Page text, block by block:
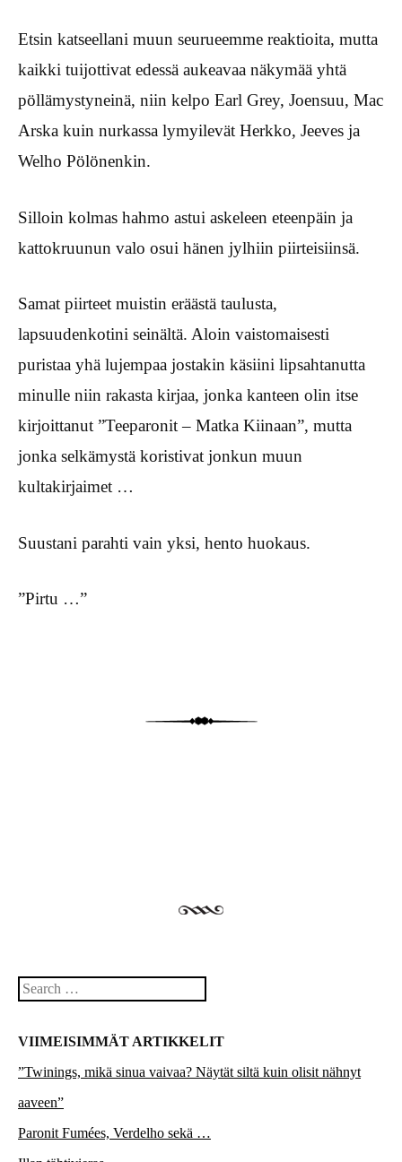
Etsin katseellani muun seurueemme reaktioita, mutta
kaikki tuijottivat edessä aukeavaa näkymää yhtä
pöllämystyneinä, niin kelpo Earl Grey, Joensuu, Mac
Arska kuin nurkassa lymyilevät Herkko, Jeeves ja
Welho Pölönenkin.
Silloin kolmas hahmo astui askeleen eteenpäin ja
kattokruunun valo osui hänen jylhiin piirteisiinsä.
Samat piirteet muistin eräästä taulusta,
lapsuudenkotini seinältä. Aloin vaistomaisesti
puristaa yhä lujempaa jostakin käsiini lipsahtanutta
minulle niin rakasta kirjaa, jonka kanteen olin itse
kirjoittanut ”Teeparonit – Matka Kiinaan”, mutta
jonka selkämystä koristivat jonkun muun
kultakirjaimet …
Suustani parahti vain yksi, hento huokaus.
”Pirtu …”
Search
VIIMEISIMMÄT ARTIKKELIT
”Twinings, mikä sinua vaivaa? Näytät siltä kuin olisit nähnyt
aaveen”
Paronit Fumées, Verdelho sekä …